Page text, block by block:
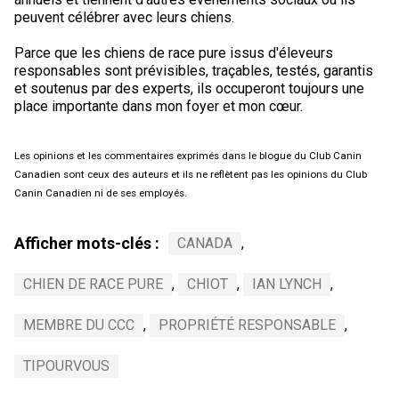
peuvent célébrer avec leurs chiens.
Parce que les chiens de race pure issus d'éleveurs
responsables sont prévisibles, traçables, testés, garantis
et soutenus par des experts, ils occuperont toujours une
place importante dans mon foyer et mon cœur.
Les opinions et les commentaires exprimés dans le blogue du Club Canin
Canadien sont ceux des auteurs et ils ne reflètent pas les opinions du Club
Canin Canadien ni de ses employés.
Afficher mots-clés : CANADA ,
CHIEN DE RACE PURE , CHIOT , IAN LYNCH ,
MEMBRE DU CCC , PROPRIÉTÉ RESPONSABLE ,
TIPOURVOUS